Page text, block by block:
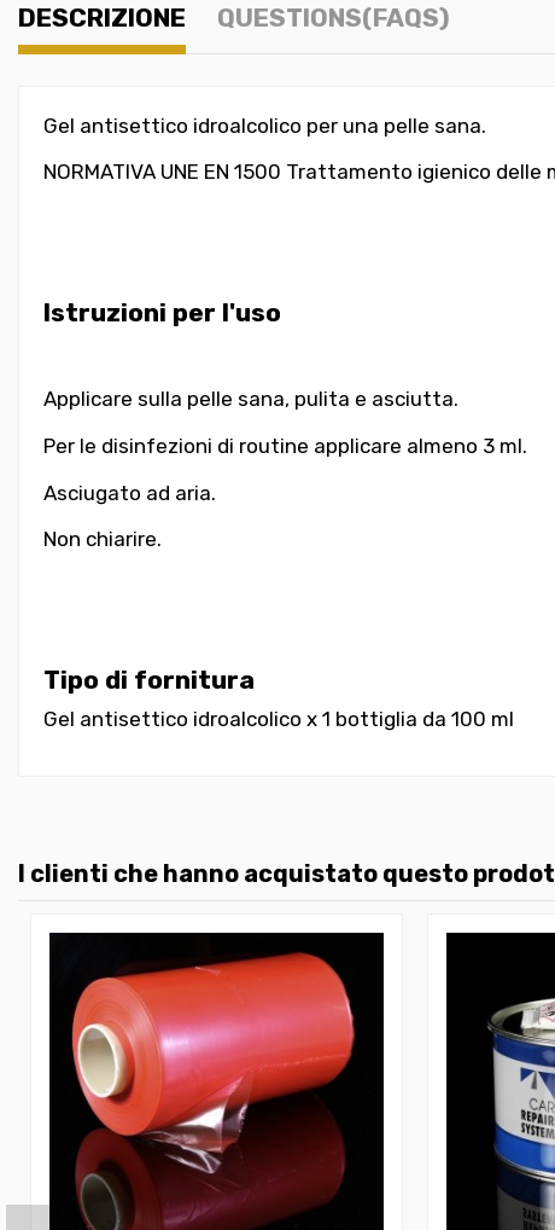
DESCRIZIONE QUESTIONS(FAQS)
Gel antisettico idroalcolico per una pelle sana.
NORMATIVA UNE EN 1500 Trattamento igienico delle
Istruzioni per l'uso
Applicare sulla pelle sana, pulita e asciutta.
Per le disinfezioni di routine applicare almeno 3 ml.
Asciugato ad aria.
Non chiarire.
Tipo di fornitura
Gel antisettico idroalcolico x 1 bottiglia da 100 ml
I clienti che hanno acquistato questo